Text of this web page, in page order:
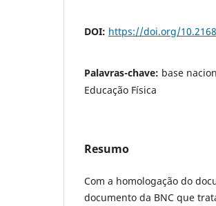
DOI: https://doi.org/
Palavras-chave: base
Educação Física
Resumo
Com a homologação do
documento da BNC que